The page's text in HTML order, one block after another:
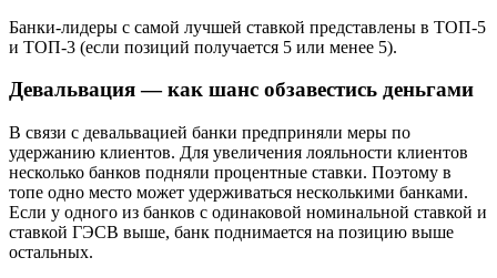
Банки-лидеры с самой лучшей ставкой представлены в ТОП-5
и ТОП-3 (если позиций получается 5 или менее 5).
Девальвация — как шанс обзавестись деньгами
В связи с девальвацией банки предприняли меры по
удержанию клиентов. Для увеличения лояльности клиентов
несколько банков подняли процентные ставки. Поэтому в
топе одно место может удерживаться несколькими банками.
Если у одного из банков с одинаковой номинальной ставкой и
ставкой ГЭСВ выше, банк поднимается на позицию выше
остальных.